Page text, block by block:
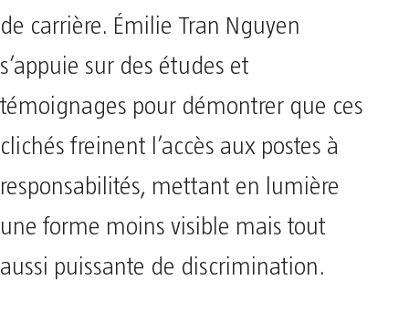
de carrière. Émilie Tran Nguyen
s’appuie sur des études et
témoignages pour démontrer que ces
clichés freinent l’accès aux postes à
responsabilités, mettant en lumière
une forme moins visible mais tout
aussi puissante de discrimination.